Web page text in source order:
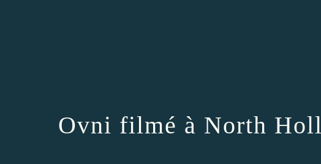
Ovni filmé à North